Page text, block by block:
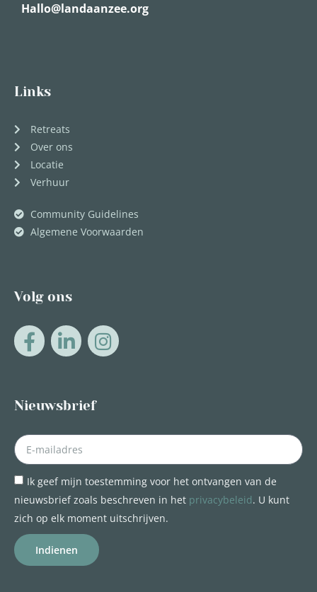
Hallo@landaanzee.org
Links
Retreats
Over ons
Locatie
Verhuur
Community Guidelines
Algemene Voorwaarden
Volg ons
Nieuwsbrief
Ik geef mijn toestemming voor het ontvangen van de
nieuwsbrief zoals beschreven in het privacybeleid. U kunt
zich op elk moment uitschrijven.
Indienen